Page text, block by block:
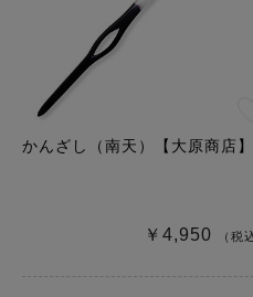
かんざし（南天）【大原商店】
￥4,950 （税